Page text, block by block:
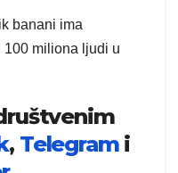
banani ima
100 miliona ljudi u
, Telegrami